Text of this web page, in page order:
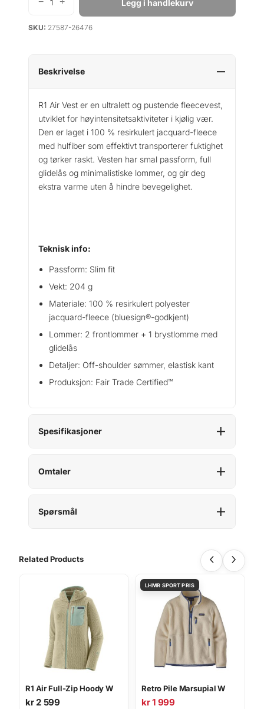
t
Legg i handlekurv
SKU: 27587-26476
Beskrivelse
R1 Air Vest er en ultralett og pustende fleecevest,
utviklet for høyintensitetsaktiviteter i kjølig vær.
Den er laget i 100 % resirkulert jacquard-fleece
med hulfiber som effektivt transporterer fuktighet
og tørker raskt. Vesten har smal passform, full
glidelås og minimalistiske lommer, og gir deg
ekstra varme uten å hindre bevegelighet.
Teknisk info:
Passform: Slim fit
Vekt: 204 g
Materiale: 100 % resirkulert polyester
jacquard-fleece (bluesign®-godkjent)
Lommer: 2 frontlommer + 1 brystlomme med
glidelås
Detaljer: Off-shoulder sømmer, elastisk kant
Produksjon: Fair Trade Certified™
Spesifikasjoner
Omtaler
Spørsmål
Related Products
R1 Air Full-Zip Hoody W
kr2 599
Retro Pile Marsupial W
kr1 999